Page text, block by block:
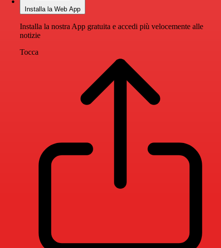
Installa la Web App
Installa la nostra App gratuita e accedi più velocemente alle
notizie
Tocca